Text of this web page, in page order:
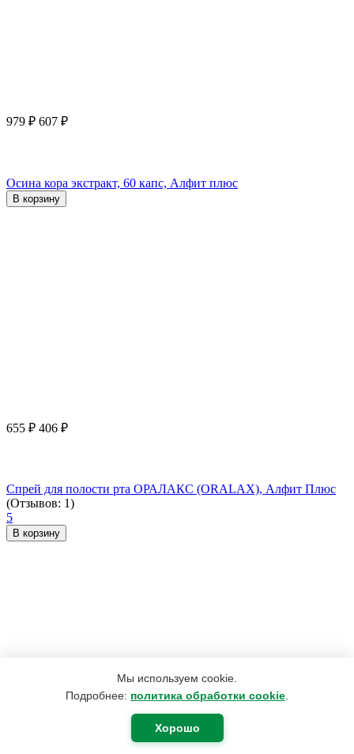
Мы используем cookie.
Подробнее: политика обработки cookie
Хорошо
979 ₽ 607 ₽
Осина кора экстракт, 60 капс, Алфит плюс
В корзину
655 ₽ 406 ₽
Спрей для полости рта ОРАЛАКС (ORALAX), Алфит Плюс
(Отзывов: 1)
5
В корзину